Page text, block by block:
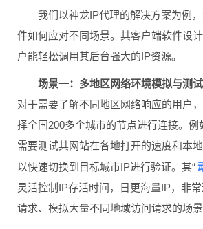
我们以神龙IP代理的解决方案为例
件如何应对不同场景。其客户端软件设
户能轻松调用其后台强大的IP资源。
场景一：多地区网络环境模拟与测试
对于需要了解不同地区网络响应的用户
择全国200多个城市的节点进行连接。例
需要测试其网站在各地打开的速度和本
以快速切换到目标城市IP进行验证。其“
灵活控制IP存活时间，日更海量IP，非
请求、模拟大量不同地域访问请求的场景